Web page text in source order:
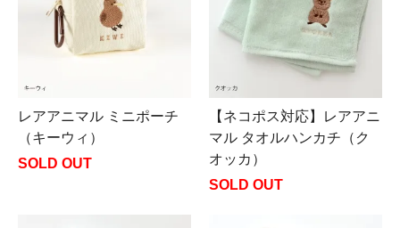
レアアニマル ミニポーチ
（キーウィ）
SOLD OUT
【ネコポス対応】レアアニ
マル タオルハンカチ（ク
オッカ）
SOLD OUT